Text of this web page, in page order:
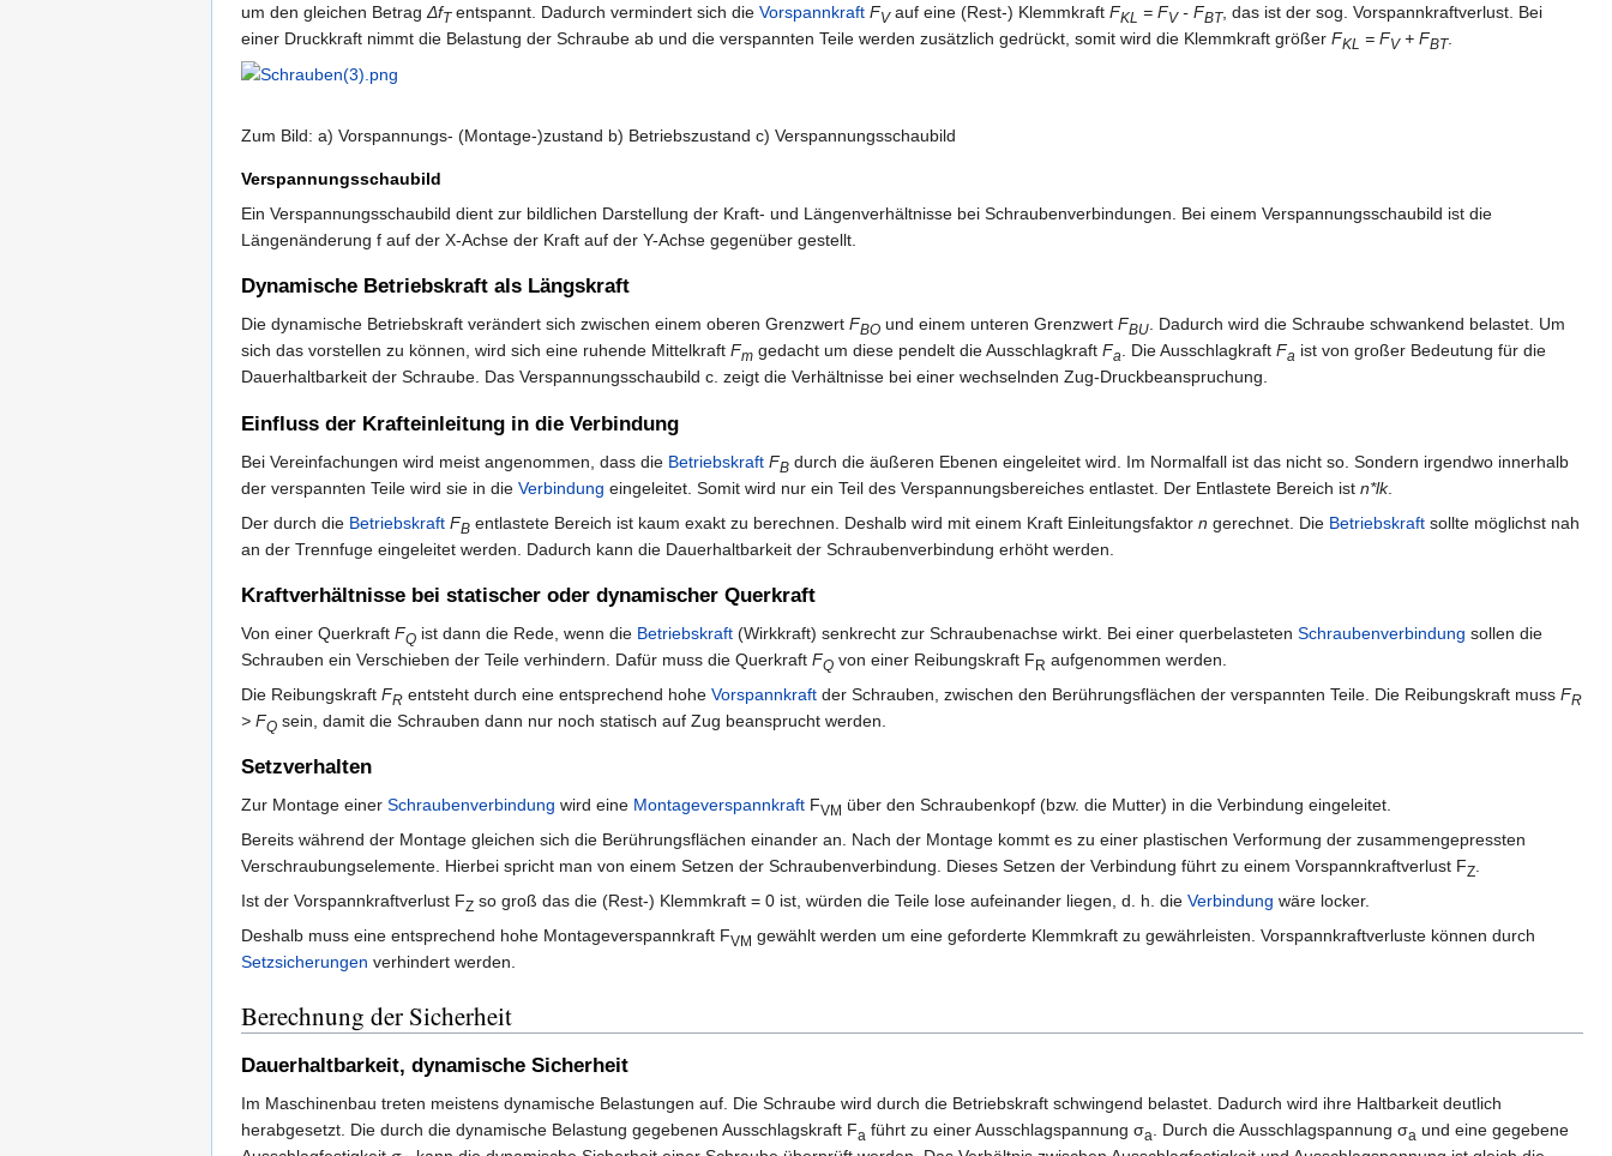
um den gleichen Betrag ΔfTentspannt. Dadurch vermindert sich die Vorspannkraft FVauf eine (Rest-) Klemmkraft FKL = FV- FBT, das ist der sog. Vorspannkraftverlust. Bei
einer Druckkraft nimmt die Belastung der Schraube ab und die verspannten Teile werden zusätzlich gedrückt, somit wird die Klemmkraft größer FKL = FV+ FBT.
Zum Bild: a) Vorspannungs- (Montage-)zustand b) Betriebszustand c) Verspannungsschaubild
Verspannungsschaubild
Ein Verspannungsschaubild dient zur bildlichen Darstellung der Kraft- und Längenverhältnisse bei Schraubenverbindungen. Bei einem Verspannungsschaubild ist die
Längenänderung f auf der X-Achse der Kraft auf der Y-Achse gegenüber gestellt.
Dynamische Betriebskraft als Längskraft
Die dynamische Betriebskraft verändert sich zwischen einem oberen Grenzwert FBO und einem unteren Grenzwert FBU. Dadurch wird die Schraube schwankend belastet. Um
sich das vorstellen zu können, wird sich eine ruhende Mittelkraft Fm gedacht um diese pendelt die Ausschlagkraft Fa. Die Ausschlagkraft Fa ist von großer Bedeutung für die
Dauerhaltbarkeit der Schraube. Das Verspannungsschaubild c. zeigt die Verhältnisse bei einer wechselnden Zug-Druckbeanspruchung.
Einfluss der Krafteinleitung in die Verbindung
Bei Vereinfachungen wird meist angenommen, dass die Betriebskraft FB durch die äußeren Ebenen eingeleitet wird. Im Normalfall ist das nicht so. Sondern irgendwo innerhalb
der verspannten Teile wird sie in die Verbindung eingeleitet. Somit wird nur ein Teil des Verspannungsbereiches entlastet. Der Entlastete Bereich ist n*lk.
Der durch die Betriebskraft FB entlastete Bereich ist kaum exakt zu berechnen. Deshalb wird mit einem Kraft Einleitungsfaktor n gerechnet. Die Betriebskraft sollte möglichst nah
an der Trennfuge eingeleitet werden. Dadurch kann die Dauerhaltbarkeit der Schraubenverbindung erhöht werden.
Kraftverhältnisse bei statischer oder dynamischer Querkraft
Von einer Querkraft FQ ist dann die Rede, wenn die Betriebskraft (Wirkkraft) senkrecht zur Schraubenachse wirkt. Bei einer querbelasteten Schraubenverbindung sollen die
Schrauben ein Verschieben der Teile verhindern. Dafür muss die Querkraft FQ von einer Reibungskraft FR aufgenommen werden.
Die Reibungskraft FR entsteht durch eine entsprechend hohe Vorspannkraft der Schrauben, zwischen den Berührungsflächen der verspannten Teile. Die Reibungskraft muss FR
> FQ sein, damit die Schrauben dann nur noch statisch auf Zug beansprucht werden.
Setzverhalten
Zur Montage einer Schraubenverbindung wird eine Montageverspannkraft FVM über den Schraubenkopf (bzw. die Mutter) in die Verbindung eingeleitet.
Bereits während der Montage gleichen sich die Berührungsflächen einander an. Nach der Montage kommt es zu einer plastischen Verformung der zusammengepressten
Verschraubungselemente. Hierbei spricht man von einem Setzen der Schraubenverbindung. Dieses Setzen der Verbindung führt zu einem Vorspannkraftverlust FZ.
Ist der Vorspannkraftverlust FZ so groß das die (Rest-) Klemmkraft = 0 ist, würden die Teile lose aufeinander liegen, d. h. die Verbindung wäre locker.
Deshalb muss eine entsprechend hohe Montageverspannkraft FVM gewählt werden um eine geforderte Klemmkraft zu gewährleisten. Vorspannkraftverluste können durch
Setzsicherungen verhindert werden.
Berechnung der Sicherheit
Dauerhaltbarkeit, dynamische Sicherheit
Im Maschinenbau treten meistens dynamische Belastungen auf. Die Schraube wird durch die Betriebskraft schwingend belastet. Dadurch wird ihre Haltbarkeit deutlich
herabgesetzt. Die durch die dynamische Belastung gegebenen Ausschlagskraft Fa führt zu einer Ausschlagspannung σa . Durch die Ausschlagspannung σa und eine gegebene